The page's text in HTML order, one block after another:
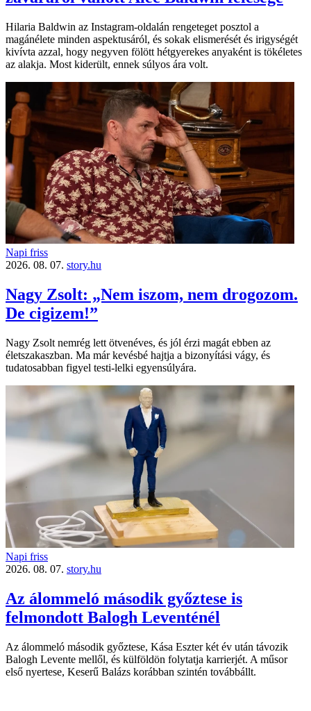
Hilaria Baldwin az Instagram-oldalán rengeteget posztol a
magánélete minden aspektusáról, és sokak elismerését és irigységét
kivívta azzal, hogy negyven fölött hétgyerekes anyaként is tökéletes
az alakja. Most kiderült, ennek súlyos ára volt.
Napi friss
2026. 08. 07. story.hu
Nagy Zsolt: „Nem iszom, nem drogozom.
De cigizem!”
Nagy Zsolt nemrég lett ötvenéves, és jól érzi magát ebben az
életszakaszban. Ma már kevésbé hajtja a bizonyítási vágy, és
tudatosabban figyel testi-lelki egyensúlyára.
Napi friss
2026. 08. 07. story.hu
Az álommeló második győztese is
felmondott Balogh Leventénél
Az álommeló második győztese, Kása Eszter két év után távozik
Balogh Levente mellől, és külföldön folytatja karrierjét. A műsor
első nyertese, Keserű Balázs korábban szintén továbbállt.